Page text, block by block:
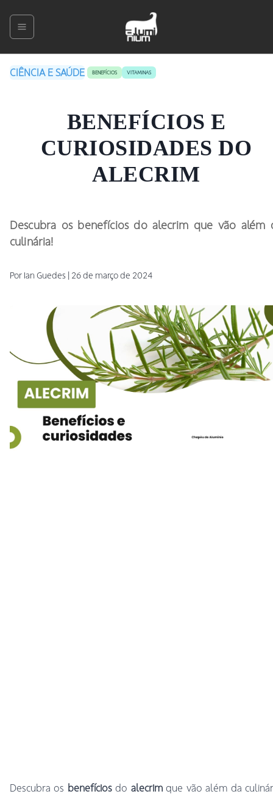
CIÊNCIA E SAÚDE BENEFÍCIOS VITAMINAS
BENEFÍCIOS E
CURIOSIDADES DO
ALECRIM
Descubra os benefícios do alecrim que vão além
culinária!
Por IanGuedes 26 de março de 2024
Descubra os benefíciosdo alecrimque vão além da